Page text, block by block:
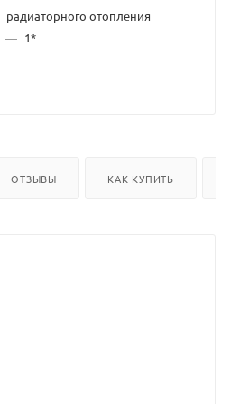
радиаторного отопления
— 1*
ОТЗЫВЫ КАК КУПИТЬ